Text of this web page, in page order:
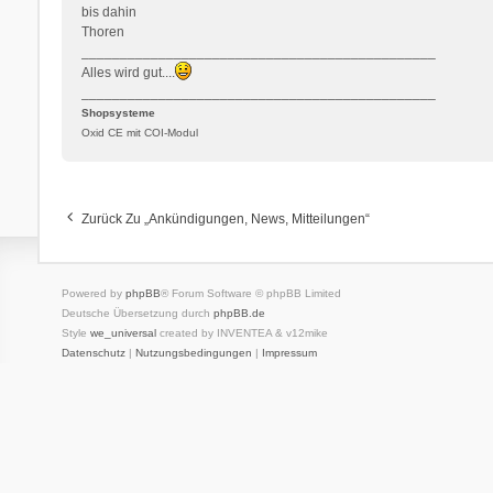
bis dahin
Thoren
Alles wird gut....
Shopsysteme
Oxid CE mit COI-Modul
Zurück Zu „Ankündigungen, News, Mitteilungen“
Powered by phpBB® Forum Software © phpBB Limited
Deutsche Übersetzung durch phpBB.de
Style we_universalcreated by INVENTEA & v12mike
Datenschutz| Nutzungsbedingungen | Impressum